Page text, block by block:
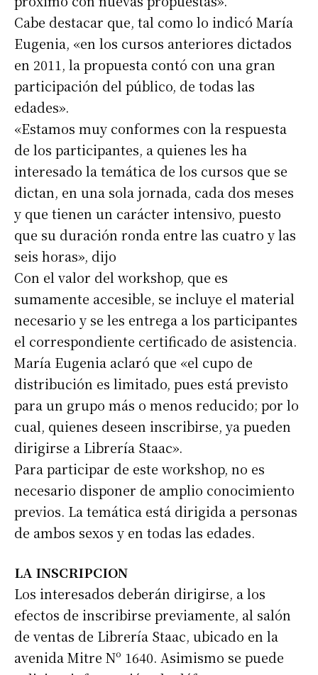
Suscribirme gratis
*
Cabe destacar que, tal como lo indicó María
Eugenia, «en los cursos anteriores dictados
en 2011, la propuesta contó con una gran
participación del público, de todas las
edades».
«Estamos muy conformes con la respuesta
de los participantes, a quienes les ha
interesado la temática de los cursos que se
dictan, en una sola jornada, cada dos meses
y que tienen un carácter intensivo, puesto
que su duración ronda entre las cuatro y las
seis horas», dijo
Con el valor del workshop, que es
sumamente accesible, se incluye el material
necesario y se les entrega a los participantes
el correspondiente certificado de asistencia.
María Eugenia aclaró que «el cupo de
distribución es limitado, pues está previsto
para un grupo más o menos reducido; por lo
cual, quienes deseen inscribirse, ya pueden
dirigirse a Librería Staac».
Para participar de este workshop, no es
necesario disponer de amplio conocimiento
previos. La temática está dirigida a personas
de ambos sexos y en todas las edades.
LA INSCRIPCION
Los interesados deberán dirigirse, a los
efectos de inscribirse previamente, al salón
de ventas de Librería Staac, ubicado en la
avenida Mitre Nº 1640. Asimismo se puede